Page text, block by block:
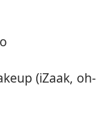
(iZaak, oh-